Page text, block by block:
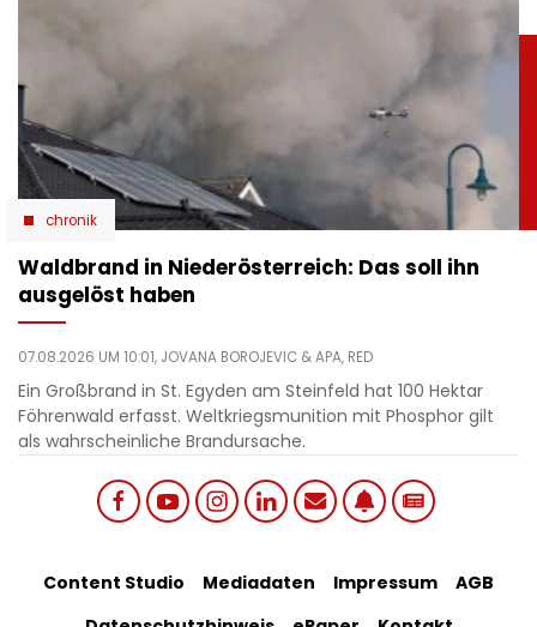
chronik
Waldbrand in Niederösterreich: Das soll ihn
ausgelöst haben
07.08.2026 UM 10:01, JOVANA BOROJEVIC & APA, RED
Ein Großbrand in St. Egyden am Steinfeld hat 100 Hektar
Föhrenwald erfasst. Weltkriegsmunition mit Phosphor gilt
als wahrscheinliche Brandursache.
links
Footer
Content Studio Mediadaten Impressum
AGB